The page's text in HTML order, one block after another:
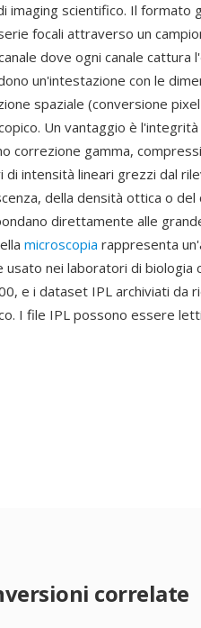
imaging scientifico. Il formato
focali attraverso un
dove ogni canale cattura
un'intestazione con le
spaziale (conversione
Un vantaggio è
correzione gamma,
intensità lineari grezzi dal
della densità ottica o
direttamente alle
microscopia rappresenta
nei laboratori di biologia
e i dataset IPL archiviati da
I file IPL possono essere
correlate